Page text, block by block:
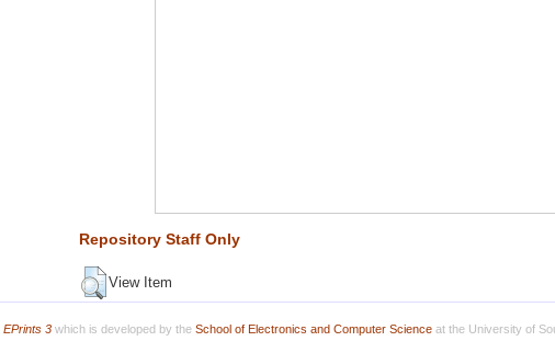
Repository Staff Only
View Item
EPrints 3which is developed by the School of Electronics and Computer Scienceat the University of